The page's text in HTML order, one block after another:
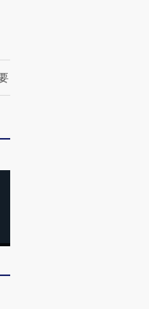
：不靠规模取胜，华